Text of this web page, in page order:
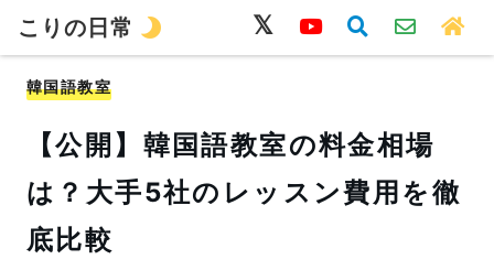
韓国語 旅行 留学 ワーホリ 生活
韓国語教室
【公開】韓国語教室の料金相場
は？大手5社のレッスン費用を徹
底比較
こりの日常